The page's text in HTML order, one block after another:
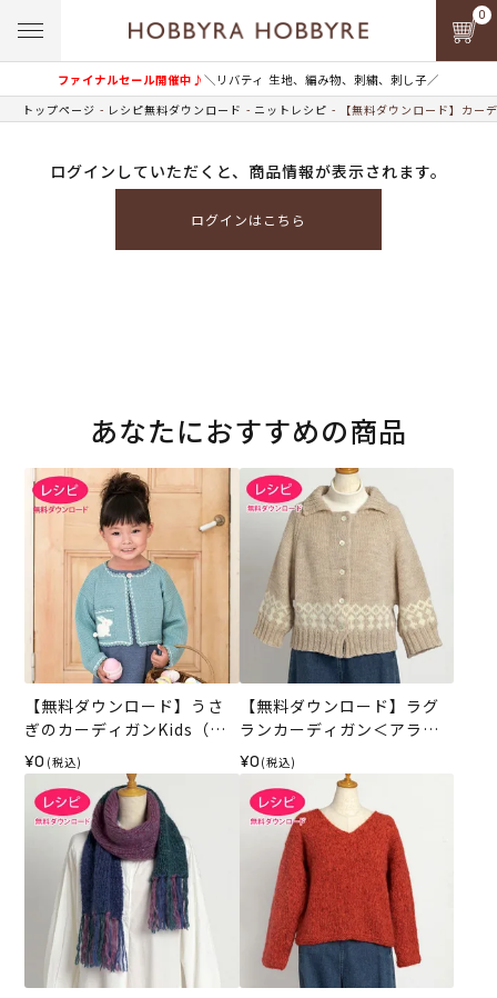
ファイナルセール開催中♪＼リバティ 生地、編み物、刺繍、刺し子／
0
トップページ レシピ無料ダウンロード ニットレシピ 【無料ダウンロード】カー
ログインしていただくと、商品情報が表示されます。
ログインはこちら
あなたにおすすめの商品
【無料ダウンロード】うさ
ぎのカーディガンKids（レ
シピ）
¥0 (税込)
【無料ダウンロード】ラグ
ランカーディガン＜アラン
ウール＞（レシピ）
¥0 (税込)